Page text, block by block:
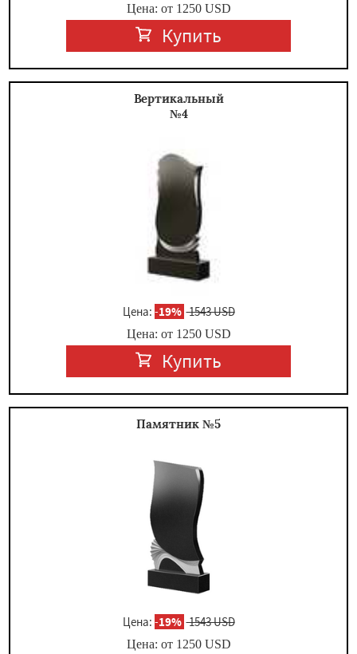
Цена: от 1250USD
Купить
Вертикальный
№4
Цена: -19% 1543 USD
Цена: от 1250USD
Купить
Памятник №5
Цена: -19% 1543 USD
Цена: от 1250USD